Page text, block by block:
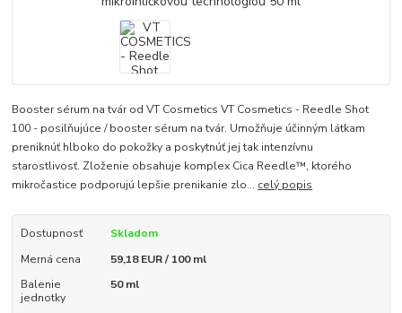
Booster sérum na tvár od VT Cosmetics VT Cosmetics - Reedle Shot
100 - posilňujúce / booster sérum na tvár. Umožňuje účinným látkam
preniknúť hlboko do pokožky a poskytnúť jej tak intenzívnu
starostlivosť. Zloženie obsahuje komplex Cica Reedle™, ktorého
mikročastice podporujú lepšie prenikanie zlo... celý popis
Dostupnosť
Skladom
Merná cena
59,18 EUR / 100 ml
Balenie
jednotky
50 ml